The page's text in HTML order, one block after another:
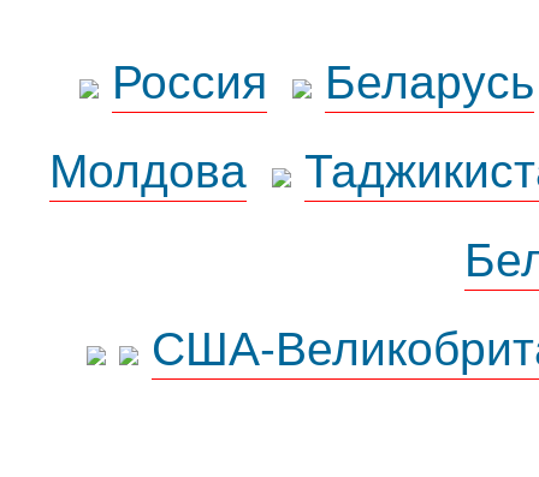
Россия
Беларусь
Молдова
США-